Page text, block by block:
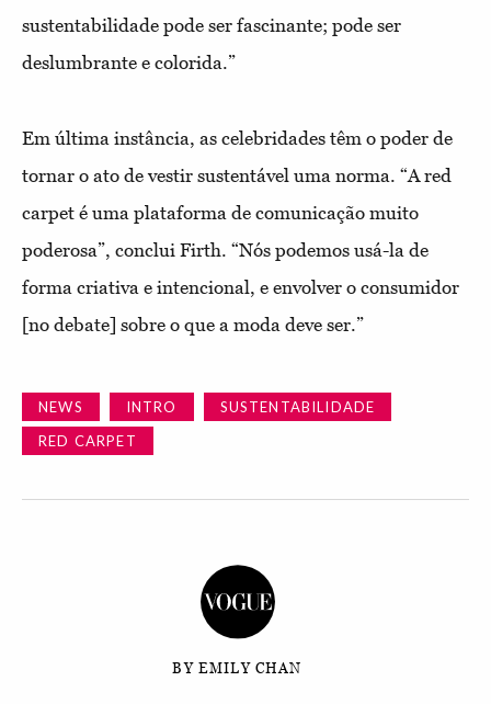
sustentabilidade pode ser fascinante; pode ser
deslumbrante e colorida.”
Em última instância, as celebridades têm o poder de
tornar o ato de vestir sustentável uma norma. “A red
carpet é uma plataforma de comunicação muito
poderosa”, conclui Firth. “Nós podemos usá-la de
forma criativa e intencional, e envolver o consumidor
[no debate] sobre o que a moda deve ser.”
NEWS INTRO
SUSTENTABILIDADE
RED CARPET
BY EMILY CHAN